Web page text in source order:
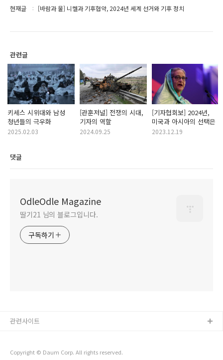
현재글 [바람과 물] 니켈과 기후협약, 2024년 세계 선거와 기후 정치
관련글
키세스 시위대와 남성
청년들의 극우화
2025.02.03
[관훈저널] 전쟁의 시대,
기자의 역할
2024.09.25
[기자협회보] 2024년,
미국과 아시아의 선택은
2023.12.19
댓글
OdleOdle Magazine
딸기21 님의 블로그입니다.
구독하기
Copyright © Daum Corp. All rights reserved.
관련사이트